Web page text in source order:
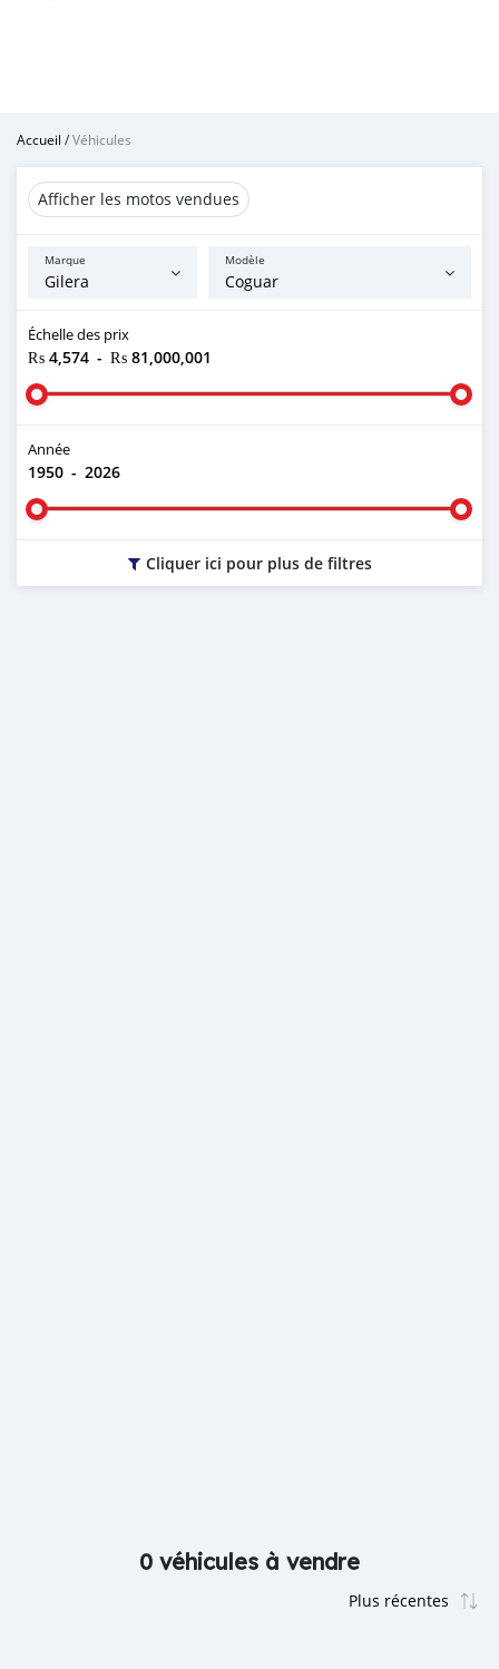
Accueil /Véhicules
Afficher les motos vendues
Marque Modèle
Échelle des prix
₨ 4,574 - ₨ 81,000,001
Année
1950 - 2026
Cliquer ici pour plus de filtres
0 véhicules à vendre